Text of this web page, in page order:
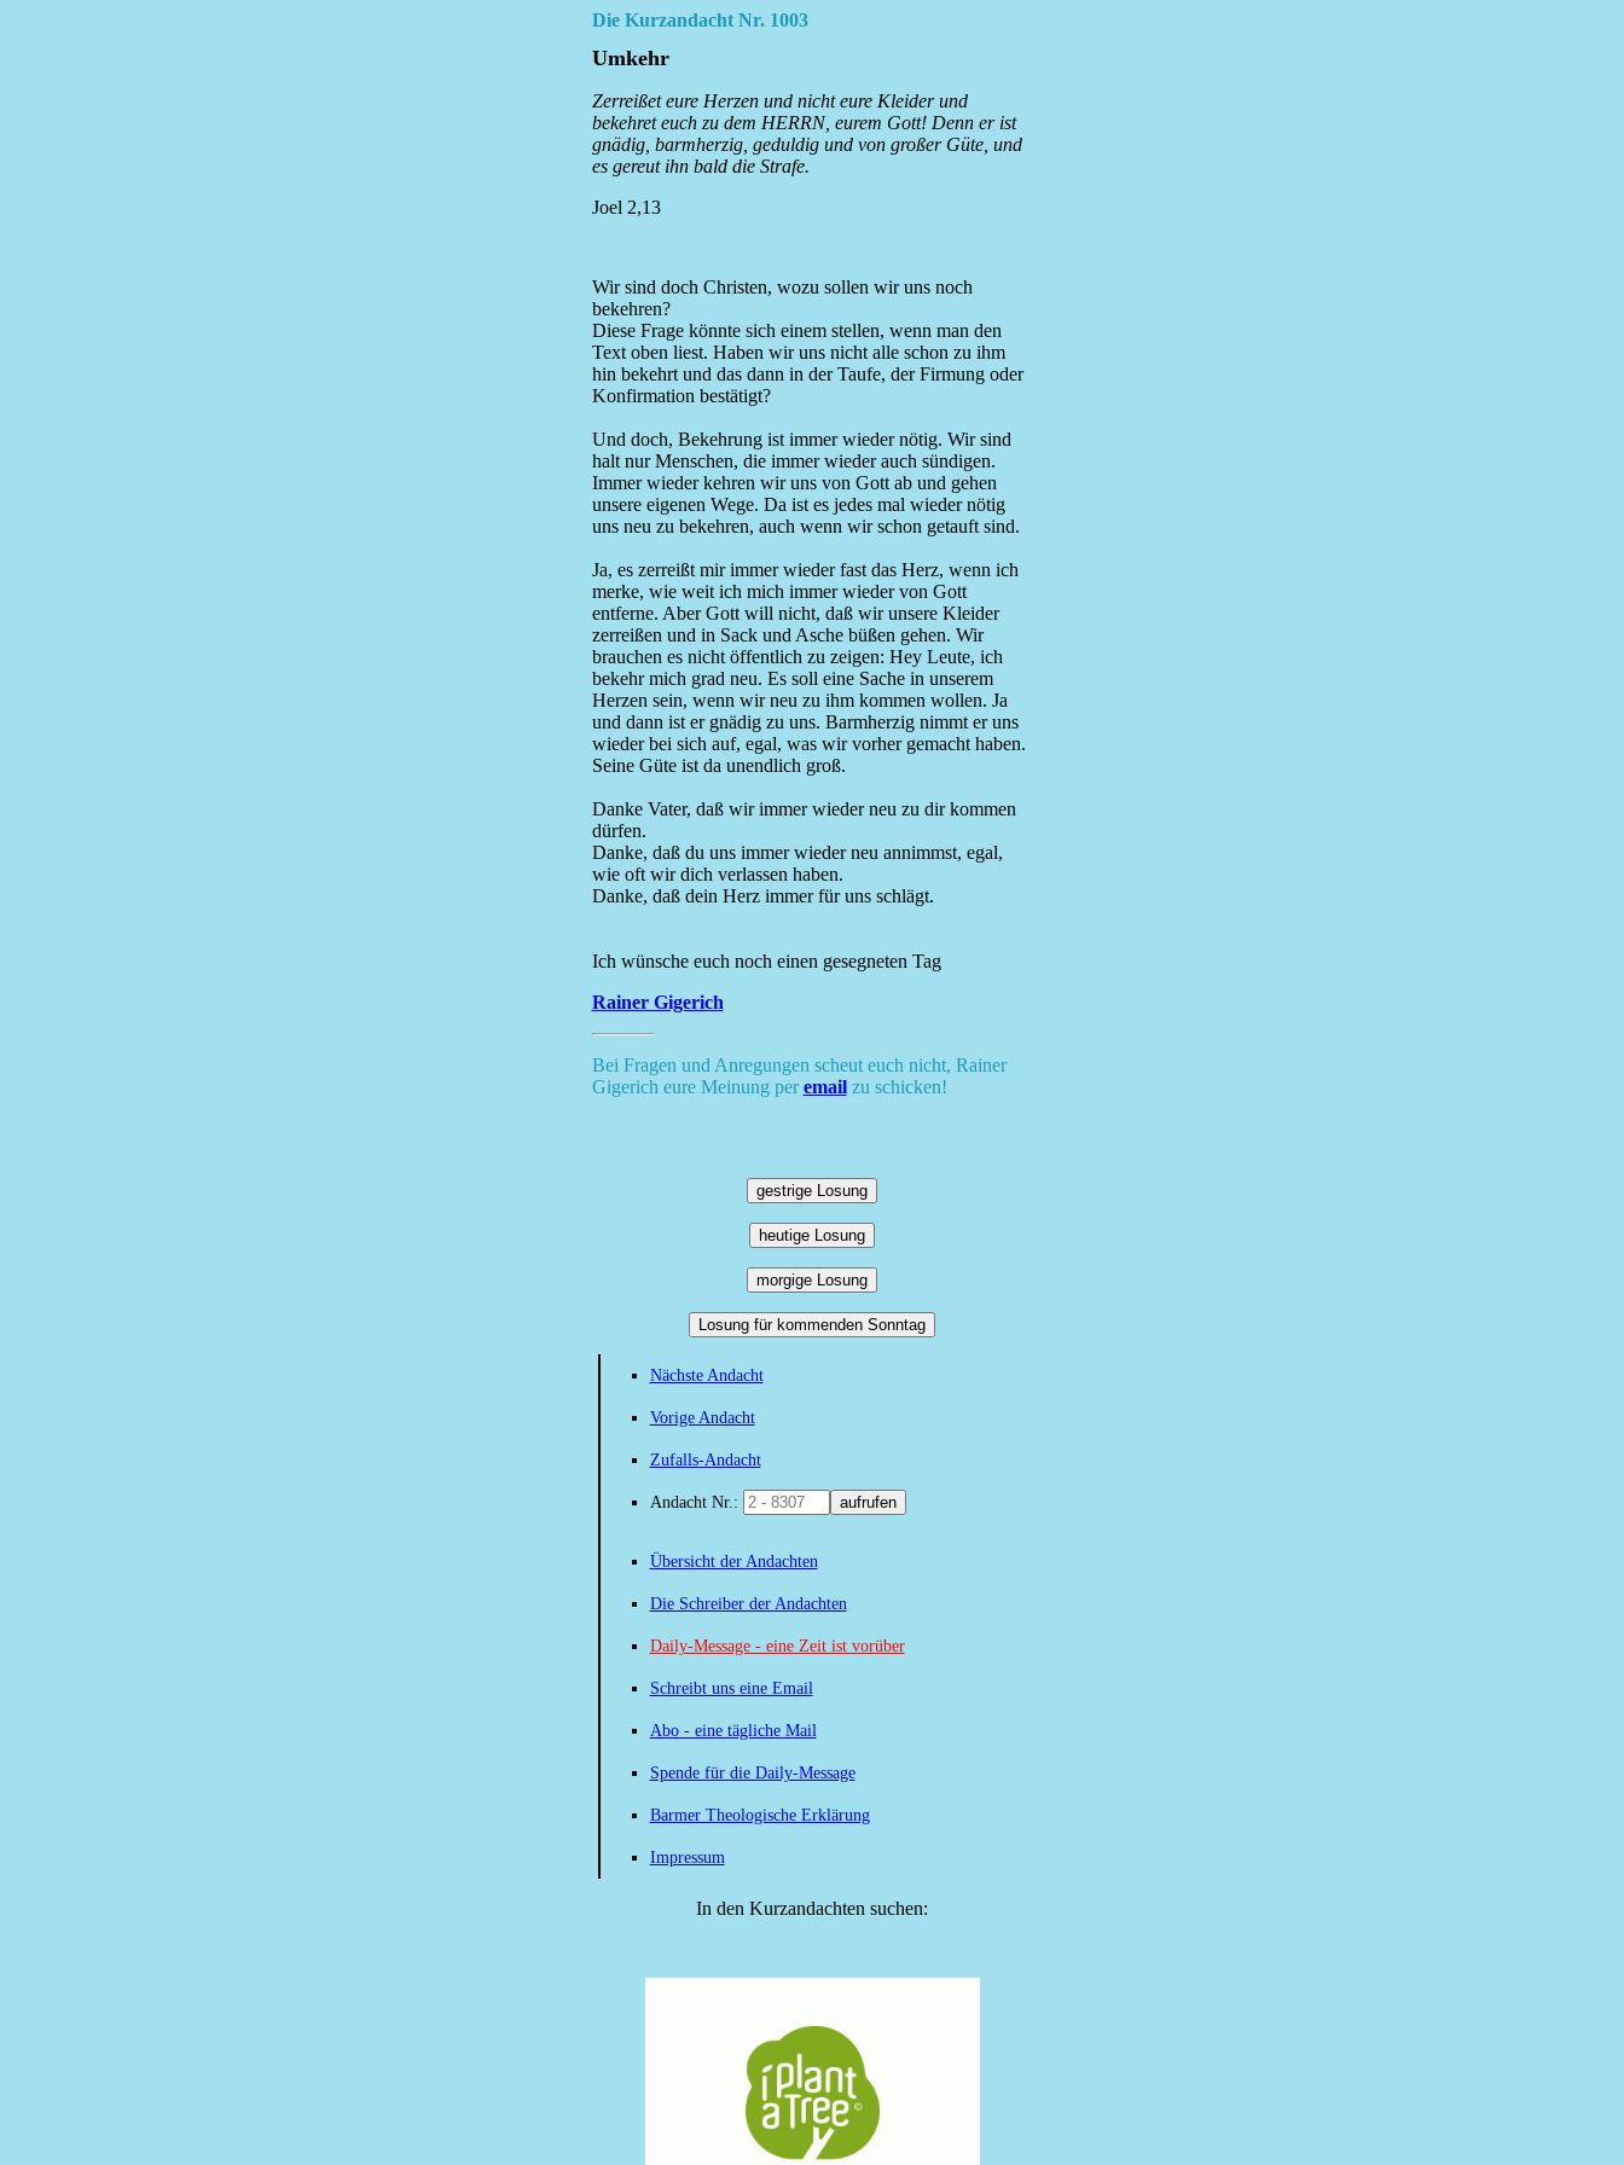
Die Kurzandacht Nr. 1003
Umkehr
Zerreißet eure Herzen und nicht eure Kleider und
bekehret euch zu dem HERRN, eurem Gott! Denn er ist
gnädig, barmherzig, geduldig und von großer Güte, und
es gereut ihn bald die Strafe.
Joel 2,13
Wir sind doch Christen, wozu sollen wir uns noch
bekehren?
Diese Frage könnte sich einem stellen, wenn man den
Text oben liest. Haben wir uns nicht alle schon zu ihm
hin bekehrt und das dann in der Taufe, der Firmung oder
Konfirmation bestätigt?
Und doch, Bekehrung ist immer wieder nötig. Wir sind
halt nur Menschen, die immer wieder auch sündigen.
Immer wieder kehren wir uns von Gott ab und gehen
unsere eigenen Wege. Da ist es jedes mal wieder nötig
uns neu zu bekehren, auch wenn wir schon getauft sind.
Ja, es zerreißt mir immer wieder fast das Herz, wenn ich
merke, wie weit ich mich immer wieder von Gott
entferne. Aber Gott will nicht, daß wir unsere Kleider
zerreißen und in Sack und Asche büßen gehen. Wir
brauchen es nicht öffentlich zu zeigen: Hey Leute, ich
bekehr mich grad neu. Es soll eine Sache in unserem
Herzen sein, wenn wir neu zu ihm kommen wollen. Ja
und dann ist er gnädig zu uns. Barmherzig nimmt er uns
wieder bei sich auf, egal, was wir vorher gemacht haben.
Seine Güte ist da unendlich groß.
Danke Vater, daß wir immer wieder neu zu dir kommen
dürfen.
Danke, daß du uns immer wieder neu annimmst, egal,
wie oft wir dich verlassen haben.
Danke, daß dein Herz immer für uns schlägt.
Ich wünsche euch noch einen gesegneten Tag
Rainer Gigerich
Bei Fragen und Anregungen scheut euch nicht, Rainer
Gigerich eure Meinung peremailzu schicken!
gestrige Losung
heutige Losung
morgige Losung
Losung für kommenden Sonntag
Nächste Andacht
Vorige Andacht
Zufalls-Andacht
Andacht Nr.: aufrufen
Übersicht der Andachten
Die Schreiber der Andachten
Daily-Message - eine Zeit ist vorüber
Schreibt uns eine Email
Abo - eine tägliche Mail
Spende für die Daily-Message
Barmer Theologische Erklärung
Impressum
In den Kurzandachten suchen: